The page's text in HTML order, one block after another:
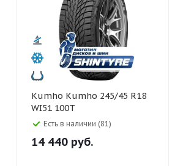
Kumho Kumho 245/45 R18
WI51 100T
Есть в наличии (81)
14 440 руб.